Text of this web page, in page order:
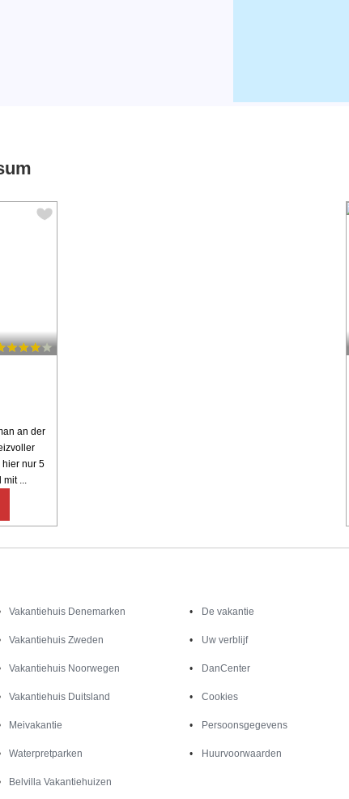
an der
hier nur 5
...
Vakantiehuis Denemarken
Vakantiehuis Zweden
Vakantiehuis Noorwegen
Vakantiehuis Duitsland
Meivakantie
Waterpretparken
Belvilla Vakantiehuizen
De vakantie
Uw verblijf
DanCenter
Cookies
Persoonsgegevens
Huurvoorwaarden